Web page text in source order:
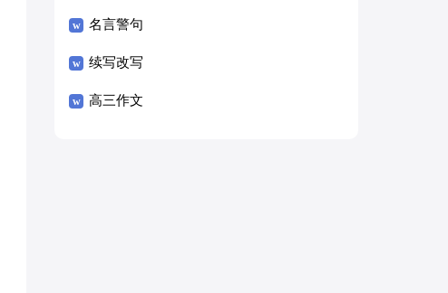
名言警句
续写改写
高三作文